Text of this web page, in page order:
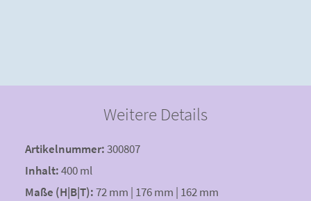
Weitere Details
Artikelnummer:300807
Inhalt:400 ml
Maße (H|B|T):72 mm | 176 mm | 162 mm